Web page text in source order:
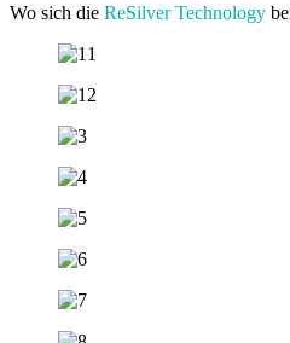
Wo sich die ReSilver Technology